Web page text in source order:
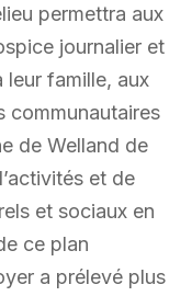
permettra aux
journalier et
leur famille, aux
communautaires
de Welland de
et de
et sociaux en
ce plan
a prélevé plus